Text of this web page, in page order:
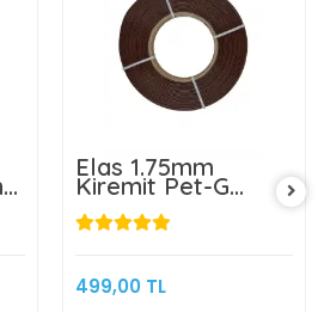
Elas 1.75mm
Kiremit Pet-G
Makarasız
Filament 1KG
499,00 TL